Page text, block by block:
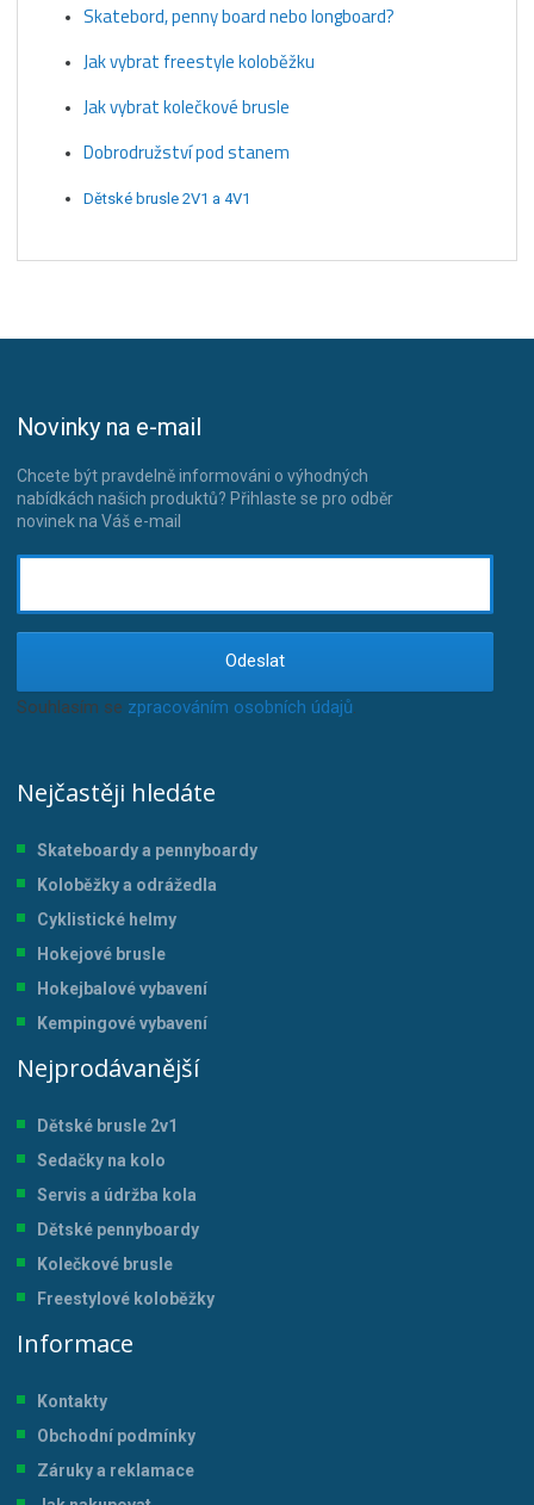
Skatebord, penny board nebo longboard?
Jak vybrat freestyle koloběžku
Jak vybrat kolečkové brusle
Dobrodružství pod stanem
Dětské brusle 2V1 a 4V1
Novinky na e-mail
Chcete být pravdelně informováni o výhodných
nabídkách našich produktů? Přihlaste se pro odběr
novinek na Váš e-mail
Odeslat
Souhlasím se zpracováním osobních údajů
Nejčastěji hledáte
Skateboardy a pennyboardy
Koloběžky a odrážedla
Cyklistické helmy
Hokejové brusle
Hokejbalové vybavení
Kempingové vybavení
Nejprodávanější
Dětské brusle 2v1
Sedačky na kolo
Servis a údržba kola
Dětské pennyboardy
Kolečkové brusle
Freestylové koloběžky
Informace
Kontakty
Obchodní podmínky
Záruky a reklamace